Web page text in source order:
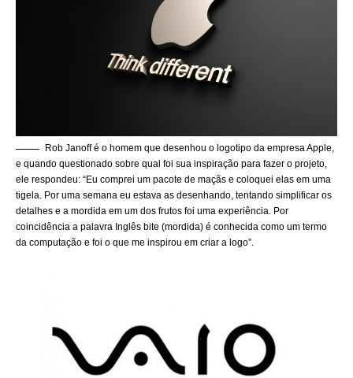
Rob Janoff é o homem que desenhou o logotipo da empresa Apple,
e quando questionado sobre qual foi sua inspiração para fazer o projeto,
ele respondeu: “Eu comprei um pacote de maçãs e coloquei elas em uma
tigela. Por uma semana eu estava as desenhando, tentando simplificar os
detalhes e a mordida em um dos frutos foi uma experiência. Por
coincidência a palavra Inglês bite (mordida) é conhecida como um termo
da computação e foi o que me inspirou em criar a logo”.